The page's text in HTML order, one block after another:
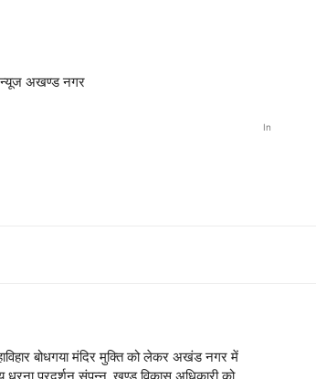
अखण्ड नगर
In
बोधगया मंदिर मुक्ति को लेकर अखंड नगर में